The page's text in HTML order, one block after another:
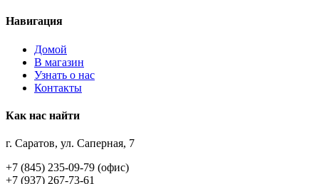
Навигация
Домой
В магазин
Узнать о нас
Контакты
Как нас найти
г. Саратов, ул. Саперная, 7
+7 (845) 235-09-79 (офис)
+7 (937) 267-73-61